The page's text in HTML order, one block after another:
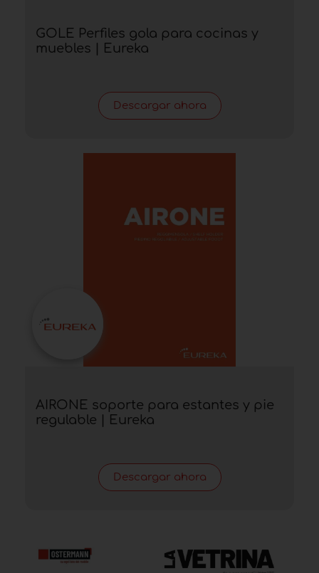
GOLE Perfiles gola para cocinas y
muebles | Eureka
Descargar ahora
AIRONE soporte para estantes y pie
regulable | Eureka
Descargar ahora